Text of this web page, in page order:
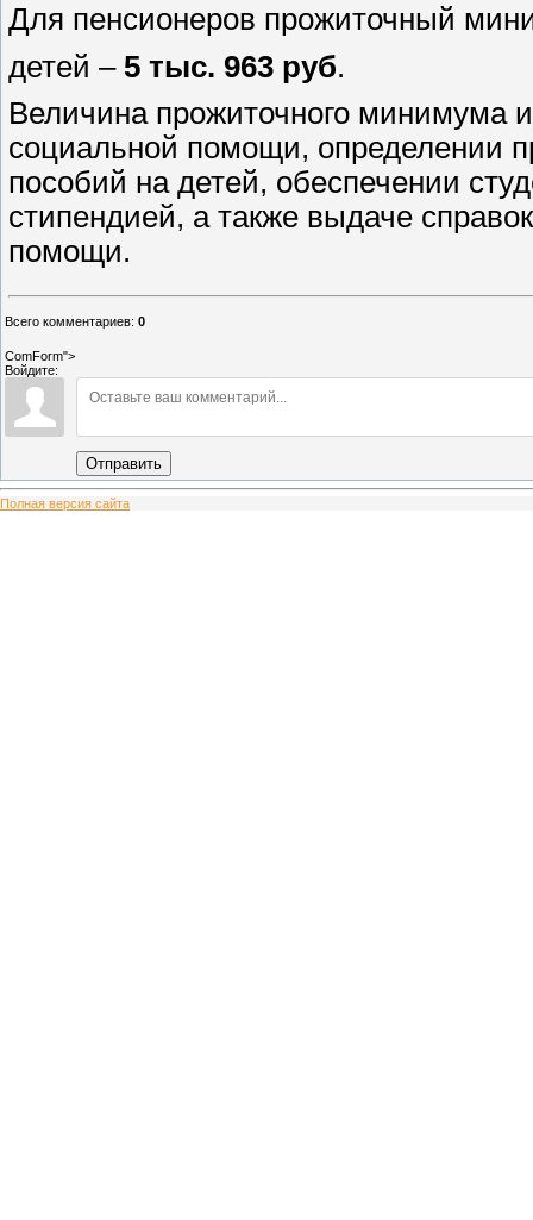
Для пенсионеров прожиточный
детей – 5 тыс. 963 руб.
Величина прожиточного минимума
социальной помощи, определении
пособий на детей, обеспечении
стипендией, а также выдаче
помощи.
Всего комментариев: 0
ComForm">
Войдите:
Отправить
Полная версия сайта